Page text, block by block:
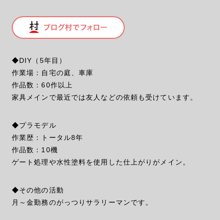
◆DIY（5年目）
作業場：自宅の庭、車庫
作品数：60作以上
家具メインで最近では友人などの依頼も受けています。
◆プラモデル
作業歴：トータル8年
作品数：10機
ゲート処理や水性塗料を使用した仕上がりがメイン。
◆その他の活動
月～金勤務のがっつりサラリーマンです。